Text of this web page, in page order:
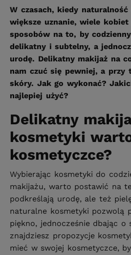
W czasach, kiedy naturalność
większe uznanie, wiele kobiet
sposobów na to, by
delikatny i subtelny, a
urodę. Delikatny makijaż na
nam czuć się pewniej, a przy
skóry. Jak go wykonać?
najlepiej użyć?
Delikatny
kosmetyki
kosmetyczce?
Wybierając kosmetyki do
makijażu, warto postawić na
podkreślają urodę, ale też
naturalne kosmetyki pozwolą
piękno, jednocześnie dbając o
znajdziesz propozycje
mieć w swojej kosmetyczce,